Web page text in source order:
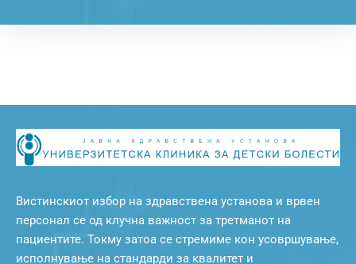
Вистинскиот избор на здравствена установа и врвен
персонал се од клучна важност за третманот на
пациентите. Токму затоа се стремиме кон усовршување,
исполнување на стандарди за квалитет и